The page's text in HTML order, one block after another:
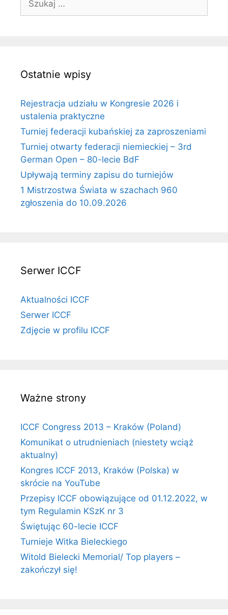
Ostatnie wpisy
Rejestracja udziału w Kongresie 2026 i
ustalenia praktyczne
Turniej federacji kubańskiej za zaproszeniami
Turniej otwarty federacji niemieckiej – 3rd
German Open – 80-lecie BdF
Upływają terminy zapisu do turniejów
1 Mistrzostwa Świata w szachach 960
zgłoszenia do 10.09.2026
Serwer ICCF
Aktualności ICCF
Serwer ICCF
Zdjęcie w profilu ICCF
Ważne strony
ICCF Congress 2013 – Kraków (Poland)
Komunikat o utrudnieniach (niestety wciąż
aktualny)
Kongres ICCF 2013, Kraków (Polska) w
skrócie na YouTube
Przepisy ICCF obowiązujące od 01.12.2022, w
tym Regulamin KSzK nr 3
Świętując 60-lecie ICCF
Turnieje Witka Bieleckiego
Witold Bielecki Memorial/ Top players –
zakończył się!